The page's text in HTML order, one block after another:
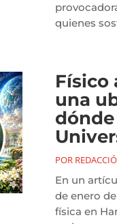
quienes
Físico
una
POR
En un
de enero
física en